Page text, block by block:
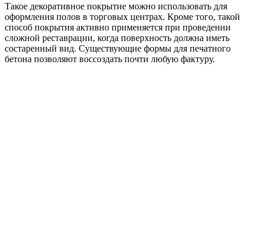
Такое декоративное покрытие можно использовать для
оформления полов в торговых центрах. Кроме того, такой
способ покрытия активно применяется при проведении
сложной реставрации, когда поверхность должна иметь
состаренный вид. Существующие формы для печатного
бетона позволяют воссоздать почти любую фактуру.